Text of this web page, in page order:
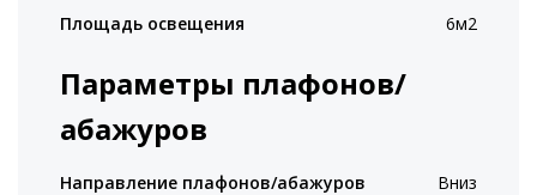
Площадь освещения
6м2
Параметры плафонов/
абажуров
Направление плафонов/абажуров Вниз